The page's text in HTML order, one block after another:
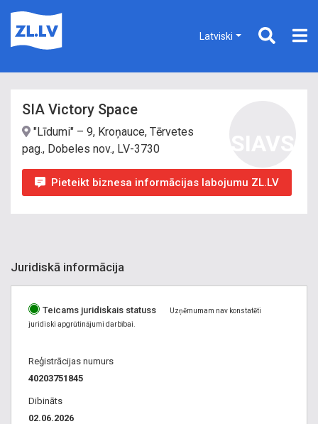
Latviski
SIA Victory Space
"Līdumi" – 9, Kroņauce, Tērvetes
pag., Dobeles nov., LV-3730
Pieteikt biznesa informācijas labojumu ZL.LV
Juridiskā informācija
Teicams juridiskais statuss
Uzņēmumam nav konstatēti
juridiski apgrūtinājumi darbībai.
Reģistrācijas numurs
40203751845
Dibināts
02.06.2026